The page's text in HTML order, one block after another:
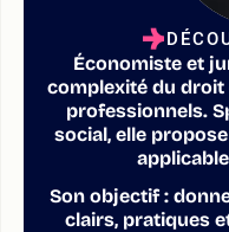
Économiste et
complexité du
professionnels.
social, elle
Son objectif :
clairs, pratiques